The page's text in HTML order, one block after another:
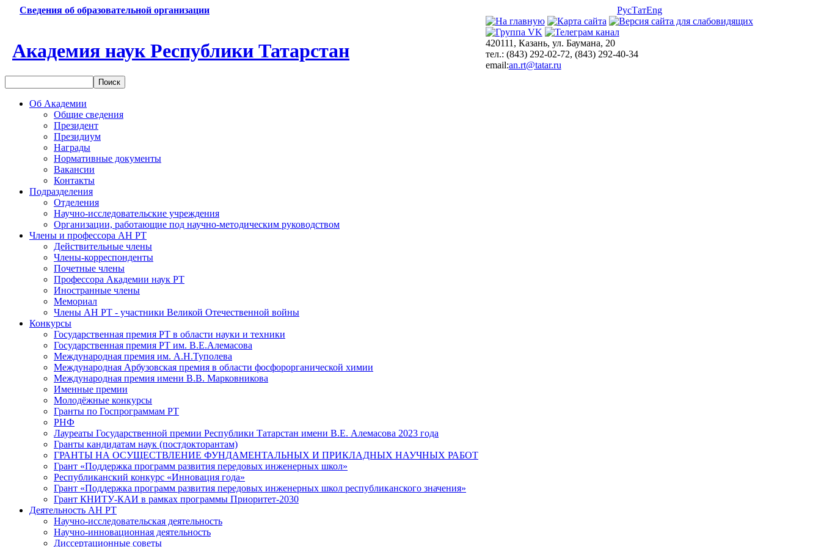
Сведения об образовательной организации РусТатEng
Академия наук Республики Татарстан
420111, Казань, ул. Баумана, 20
тел.: (843) 292-02-72, (843) 292-40-34
email:an.rt@tatar.ru
Об Академии
Общие сведения
Президент
Президиум
Награды
Нормативные документы
Вакансии
Контакты
Подразделения
Отделения
Научно-исследовательские учреждения
Организации, работающие под научно-методическим руководством
Члены и профессора АН РТ
Действительные члены
Члены-корреспонденты
Почетные члены
Профессора Академии наук РТ
Иностранные члены
Мемориал
Члены АН РТ - участники Великой Отечественной войны
Конкурсы
Государственная премия РТ в области науки и техники
Государственная премия РТ им. В.Е.Алемасова
Международная премия им. А.Н.Туполева
Международная Арбузовская премия в области фосфорорганической химии
Международная премия имени В.В. Марковникова
Именные премии
Молодёжные конкурсы
Гранты по Госпрограммам РТ
РНФ
Лауреаты Государственной премии Республики Татарстан имени В.Е. Алемасова 2023 года
Гранты кандидатам наук (постдокторантам)
ГРАНТЫ НА ОСУЩЕСТВЛЕНИЕ ФУНДАМЕНТАЛЬНЫХ И ПРИКЛАДНЫХ НАУЧНЫХ РАБОТ
Грант «Поддержка программ развития передовых инженерных школ»
Республиканский конкурс «Инновация года»
Грант «Поддержка программ развития передовых инженерных школ республиканского значения»
Грант КНИТУ-КАИ в рамках программы Приоритет-2030
Деятельность АН РТ
Научно-исследовательская деятельность
Научно-инновационная деятельность
Диссертационные советы